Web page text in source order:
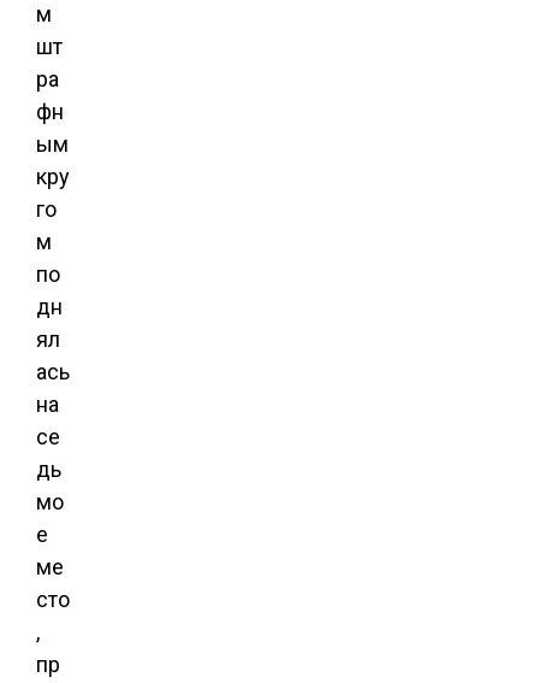
м
шт
ра
фн
ым
кру
го
м
по
дн
ял
ась
на
се
дь
мо
е
ме
сто
,
пр